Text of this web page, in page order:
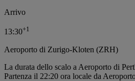
Arrivo
13:30+1
Aeroporto di Zurigo-Kloten (ZRH)
La durata dello scalo a Aeroporto di
Partenza il 22:20 ora locale da